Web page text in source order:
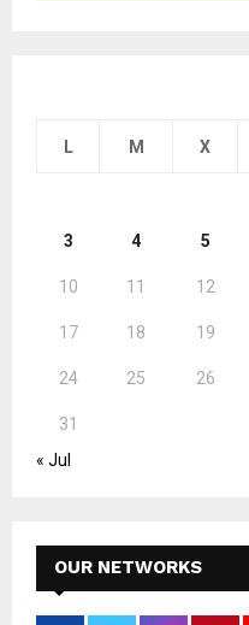
L M X
3 4 5
10 11 12
17 18 19
24 25 26
31
« Jul
OUR NETWORKS